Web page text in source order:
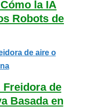
la IA
Robots de
Freidora de
Basada en